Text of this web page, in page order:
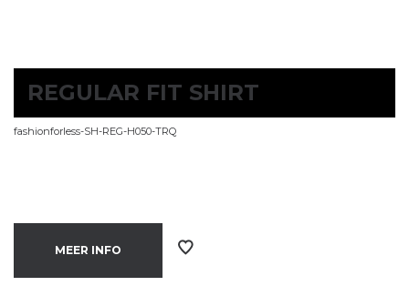
REGULAR FIT SHIRT
fashionforless-SH-REG-H050-TRQ
MEER INFO